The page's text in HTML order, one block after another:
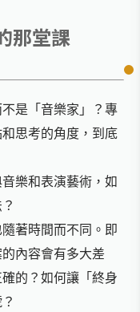
那堂課
是「音樂家」？專
思考的角度，到底
樂和表演藝術，如
著時間而不同。即
內容會有多大差
的？如何讓「終身